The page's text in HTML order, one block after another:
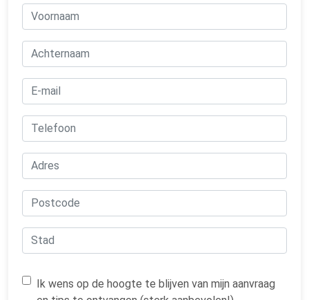
Ik wens op de hoogte te blijven van mijn aanvraag